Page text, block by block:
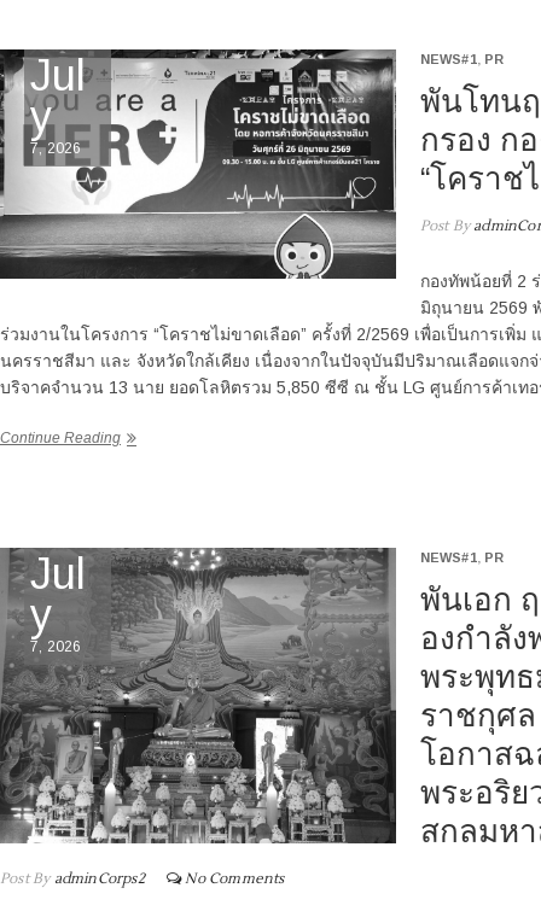
Jul
y
7, 2026
NEWS#1 PR
พันโทน
กรอง ก
“โคราช
Post By
กองทัพน้อยที่ 2
มิถุนายน 2569
ร่วมงานในโครงการ “โคราชไม่ขาดเลือด” ครั้งที่ 2/2569 เพื่อเป็นการเพิ่
นครราชสีมา และ จังหวัดใกล้เคียง เนื่องจากในปัจจุบันมีปริมาณเลือดแจก
บริจาคจำนวน 13 นาย ยอดโลหิตรวม 5,850 ซีซี ณ ชั้น LG ศูนย์การค้าเท
Continue Reading
Jul
y
7, 2026
NEWS#1 PR
พันเอก
องกำลั
พระพุท
ราชกุศล
โอกาสฉ
พระอริ
สกลมห
Post ByadminCorps2 No Comments